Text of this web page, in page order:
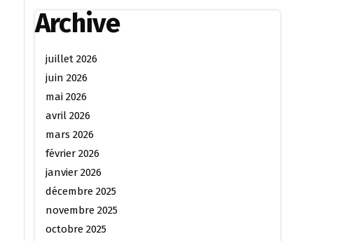
Archive
juillet 2026
juin 2026
mai 2026
avril 2026
mars 2026
février 2026
janvier 2026
décembre 2025
novembre 2025
octobre 2025